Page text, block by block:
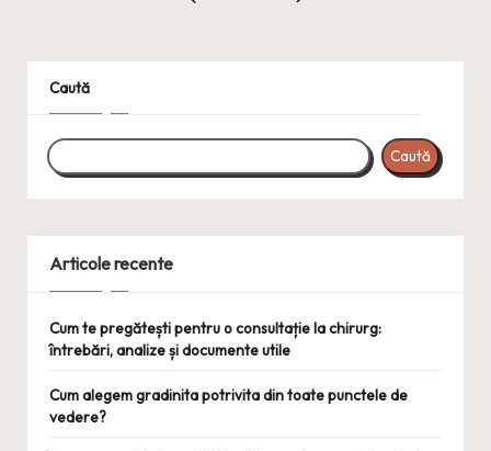
PREVIOUS
Caută
Caută
Articole recente
Cum te pregătești pentru o consultație la chirurg:
întrebări, analize și documente utile
Cum alegem gradinita potrivita din toate punctele de
vedere?